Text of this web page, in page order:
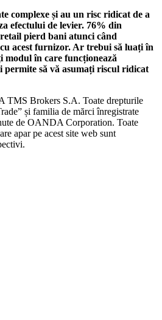
complexe și au un risc ridicat de a
efectului de levier. 76% din
pierd bani atunci când
acest furnizor. Ar trebui să luați în
modul în care funcționează
permite să vă asumați riscul ridicat
TMS Brokers S.A. Toate drepturile
și familia de mărci înregistrate
de OANDA Corporation. Toate
apar pe acest site web sunt